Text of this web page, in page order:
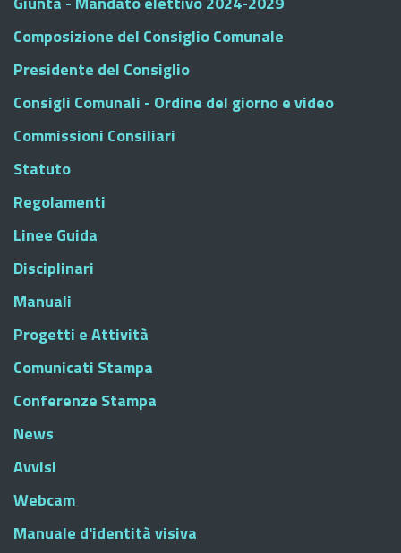
Composizione del Consiglio Comunale
Presidente del Consiglio
Consigli Comunali - Ordine del giorno e video
Commissioni Consiliari
Statuto
Regolamenti
Linee Guida
Disciplinari
Manuali
Progetti e Attività
Comunicati Stampa
Conferenze Stampa
News
Avvisi
Webcam
Manuale d'identità visiva